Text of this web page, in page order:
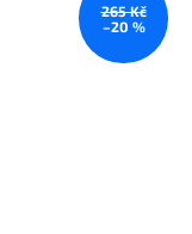
265 Kč
–20 %